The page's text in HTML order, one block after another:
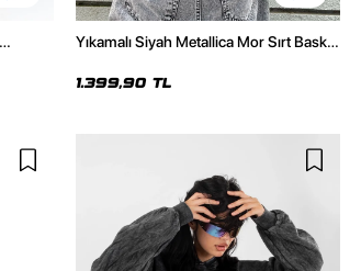
Yıkamalı Siyah Metallica Mor Sırt Baskılı
1.399,90 TL